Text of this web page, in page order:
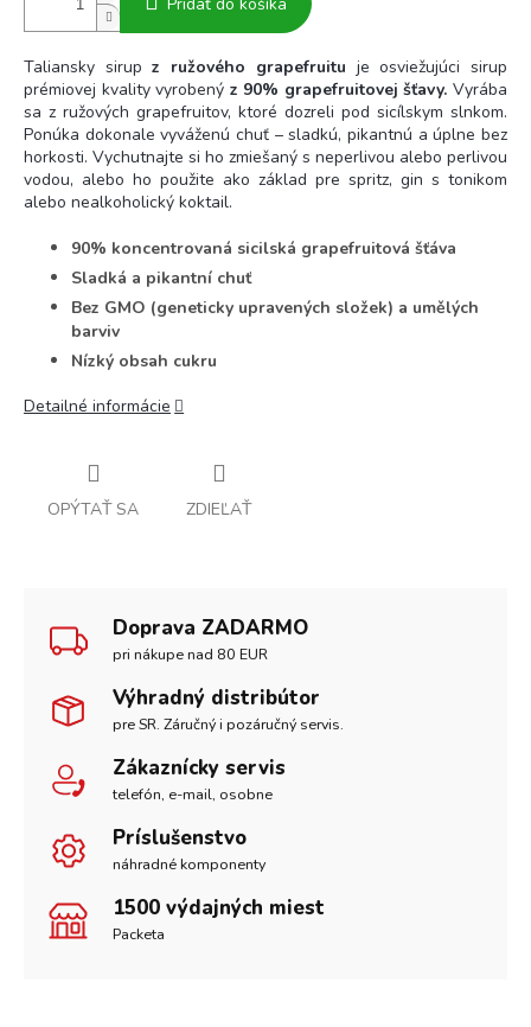
Taliansky sirupz ružového grapefruitu je osviežujúci sirup
prémiovej kvality vyrobený z 90% grapefruitovej šťavy. Vyrába
sa z ružových grapefruitov, ktoré dozreli pod sicílskym slnkom.
Ponúka dokonale vyváženú chuť – sladkú, pikantnú a úplne bez
horkosti. Vychutnajte si ho zmiešaný s neperlivou alebo perlivou
vodou, alebo ho použite ako základ pre spritz, gin s tonikom
alebo nealkoholický koktail.
90% koncentrovaná sicilská grapefruitová šťáva
Sladká a pikantní chuť
Bez GMO (geneticky upravených složek) a umělých
barviv
Nízký obsah cukru
Detailné informácie
OPÝTAŤ SA ZDIEĽAŤ
Doprava ZADARMO
pri nákupe nad 80 EUR
Výhradný distribútor
pre SR. Záručný i pozáručný servis.
Zákaznícky servis
telefón, e-mail, osobne
Príslušenstvo
náhradné komponenty
1500 výdajných miest
Packeta